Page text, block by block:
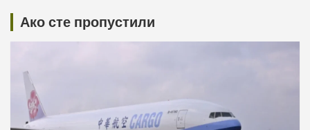
Ако сте пропустили